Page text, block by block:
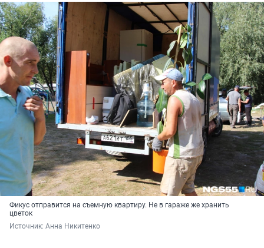
Фикус отправится на съемную квартиру. Не в гараже же хранить
цветок
Источник: Анна Никитенко